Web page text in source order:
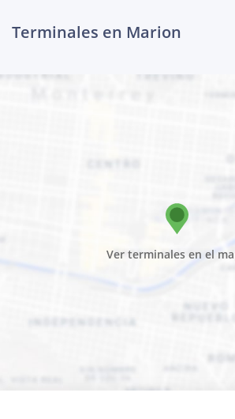
Terminales en Marion
Ver terminales en el